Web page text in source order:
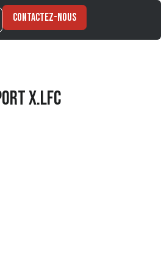
Contactez-nous
X.LFC